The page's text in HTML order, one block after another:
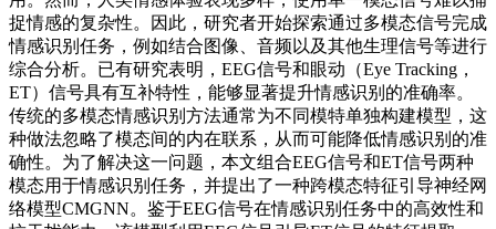
捉情感的复杂性。因此，研究者开始探索通过多模态信号完成
情感识别任务，例如结合图像、音频以及其他生理信号等进行
综合分析。已有研究表明，EEG信号和眼动（Eye Tracking，
ET）信号具有互补特性，能够显著提升情感识别的准确率。
传统的多模态情感识别方法通常为不同模特单独构建模型，这
种做法忽略了模态间的内在联系，从而可能降低情感识别的准
确性。为了解决这一问题，本文组合EEG信号和ET信号两种
模态用于情感识别任务，并提出了一种跨模态特征引导神经网
络模型CMGNN。鉴于EEG信号在情感识别任务中的高效性和